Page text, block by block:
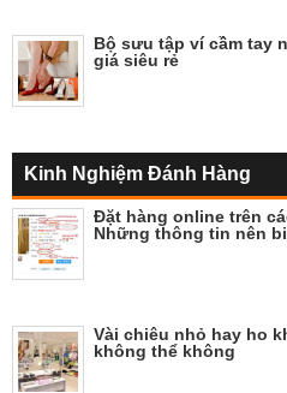
Bộ sưu tập ví cầm tay
giá siêu rẻ
Kinh Nghiệm Đánh Hàng
Đặt hàng online trên
Những thông tin nên
Vài chiêu nhỏ hay ho
không thể không